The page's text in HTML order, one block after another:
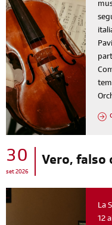
30
set 2026
Vero, falso
La
12